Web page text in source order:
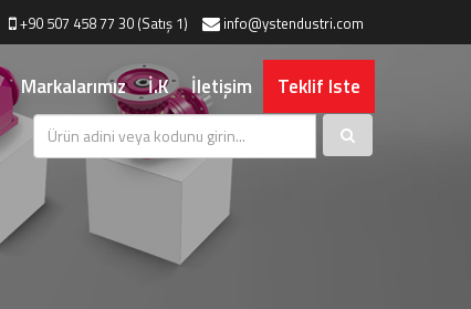
+90 507 458 77 30 (Satış 1) info@ystendustri.com
Markalarımız İ.K İletişim Teklif Iste